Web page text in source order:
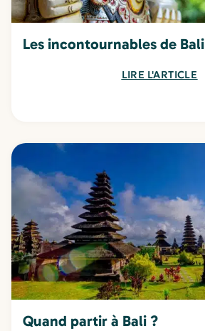
Les incontournables de Bali
LIRE L'ARTICLE
Quand partir à Bali ?